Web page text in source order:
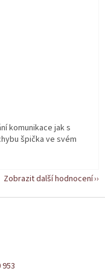
komunikace jak s
špička ve svém
Zobrazit další hodnocení
953